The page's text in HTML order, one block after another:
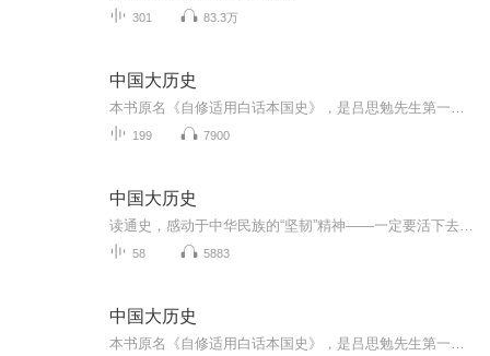
301 83.3万
中国大历史
199 7900
中国大历史
58 5883
中国大历史